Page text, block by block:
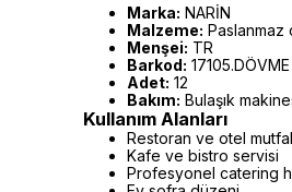
Marka: NARİN
Malzeme: Paslanmaz
Menşei: TR
Barkod: 17105.DÖVME
Adet: 12
Bakım: Bulaşık
Kullanım Alanları
Restoran ve otel
Kafe ve bistro servisi
Profesyonel catering